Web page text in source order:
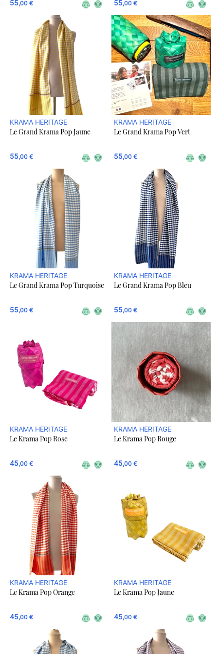
55,00 € 55,00 €
KRAMA HERITAGE
Le Grand Krama Pop Jaune
55,00 €
KRAMA HERITAGE
Le Grand Krama Pop Vert
55,00 €
KRAMA HERITAGE
Le Grand Krama Pop Turquoise
55,00 €
KRAMA HERITAGE
Le Grand Krama Pop Bleu
55,00 €
KRAMA HERITAGE
Le Krama Pop Rose
45,00 €
KRAMA HERITAGE
Le Krama Pop Rouge
45,00 €
KRAMA HERITAGE
Le Krama Pop Orange
45,00 €
KRAMA HERITAGE
Le Krama Pop Jaune
45,00 €